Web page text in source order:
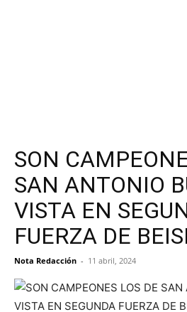
SON
SAN ANTONIO
VISTA EN
FUERZA DE
Nota Redacción - 11 abril, 2024